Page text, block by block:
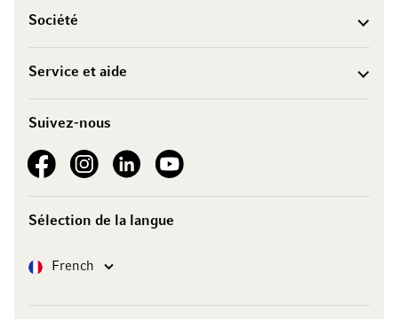
Société
Service et aide
Suivez-nous
See our FacebookSee our Instagram account
See our LinkedInSee our YouTube channel
Sélection de la langue
LangueFrench